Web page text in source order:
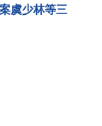
虞少林等三